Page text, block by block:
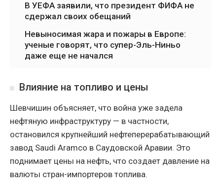
В УЕФА заявили, что президент ФИФА не
сдержал своих обещаний
Невыносимая жара и пожары в Европе:
ученые говорят, что супер-Эль-Ниньо
даже еще не начался
Влияние на топливо и цены
Шевчишин объясняет, что война уже задела
нефтяную инфраструктуру — в частности,
остановился крупнейший нефтеперерабатывающий
завод Saudi Aramco в Саудовской Аравии. Это
поднимает цены на нефть, что создает давление на
валюты стран-импортеров топлива.